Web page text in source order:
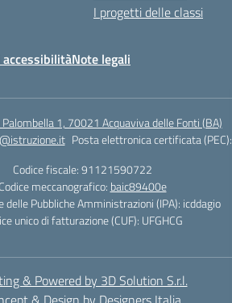
I progetti delle classi
accessibilitàNote legali
Palombella 1, 70021 Acquaviva delle Fonti (BA)
Posta elettronica certificata (PEC):
Codice fiscale: 91121590722
Codice meccanografico: baic89400e
delle Pubbliche Amministrazioni (IPA): icddagio
unico di fatturazione (CUF): UFGHCG
& Powered by 3D Solution S.r.l.